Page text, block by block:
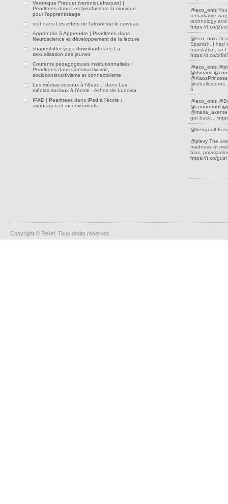
Veronique Fraquet (veroniquefraquet) |
Pearltrees dans Les bienfaits de la musique
pour l'apprentissage
stef dans Les effets de l'alcool sur le cerveau
Apprendre à Apprendre | Pearltrees dans
Neuroscience et développement de la lecture
shapeshifter yoga download dans La
sexualisation des jeunes
Courants pédagogiques institutionnalisés |
Pearltrees dans Constructivisme,
socioconstructivisme et connectivisme
Les médias sociaux à l’&eac... dans Les
médias sociaux à l’école : échos de Ludovia
IPAD | Pearltrees dans iPad à l’école :
avantages et inconvénients
@eco_onis
remarkable
technology
https://t.co/
@eco_onis
Spanish, I had
translation, so
https://t.co/
@eco_onis
@drinami
@XaosPrincess
6
@eco_onis
@connerruhl
@maria_axente
get back…
@bengoult
@plevy The
madness of
bias,
https://t.co/
Copyright © Relief. Tous droits réservés.